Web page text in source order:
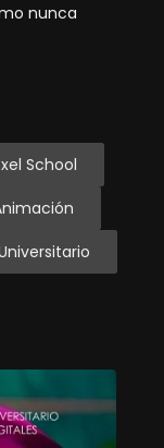
nunca
School